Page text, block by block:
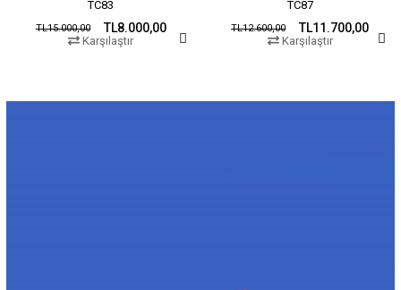
TC83
TL8.000,00
TL15.000,00
Karşılaştır
TC87
TL11.700,00
TL12.600,00
Karşılaştır